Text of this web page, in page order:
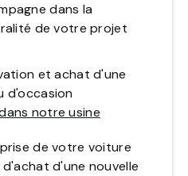
dans la
de votre projet
et achat d'une
d'occasion
notre usine
de votre voiture
d'une nouvelle